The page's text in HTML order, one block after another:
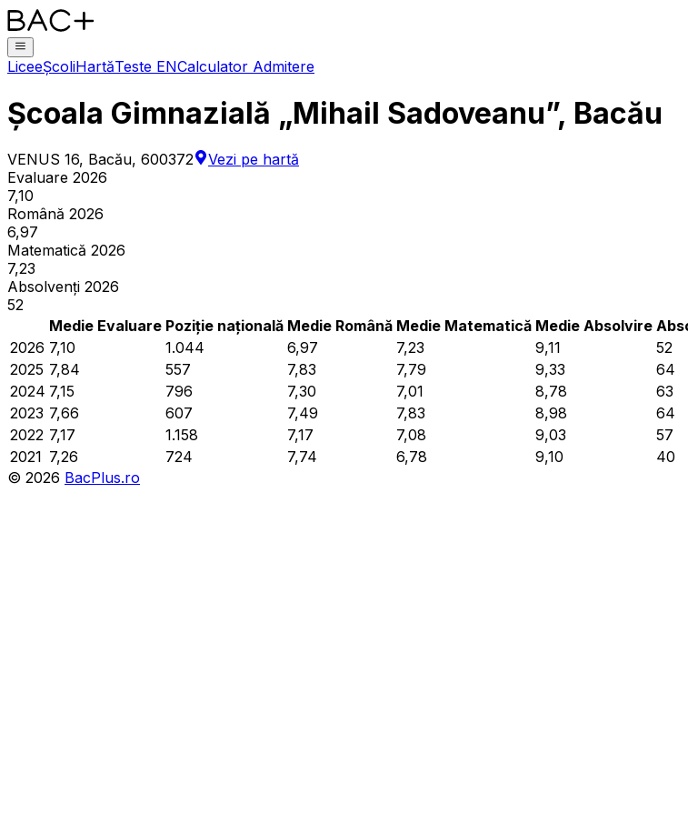
LiceeȘcoliHartăTeste ENCalculator Admitere
Școala Gimnazială „Mihail Sadoveanu”, Bacău
VENUS 16, Bacău, 600372
Vezi pe hartă
Evaluare 2026
7,10
Română 2026
6,97
Matematică 2026
7,23
Absolvenți 2026
52
Medie Evaluare Poziție națională Medie Română Medie Matematică Medie Absolvire
2026 7,10 1.044 6,97 7,23 9,11
52
2025 7,84 557 7,83 7,79 9,33
64
2024 7,15 796 7,30 7,01 8,78
63
2023 7,66 607 7,49 7,83 8,98
64
2022 7,17 1.158 7,17 7,08 9,03
57
2021 7,26 724 7,74 6,78 9,10
40
© 2026 BacPlus.ro